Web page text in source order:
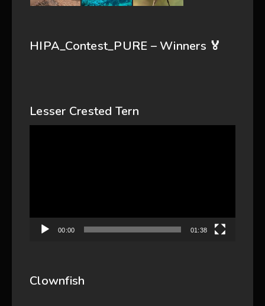
HIPA_Contest_PURE – Winners 🏅
Lesser Crested Tern
00:00 01:38
Clownfish